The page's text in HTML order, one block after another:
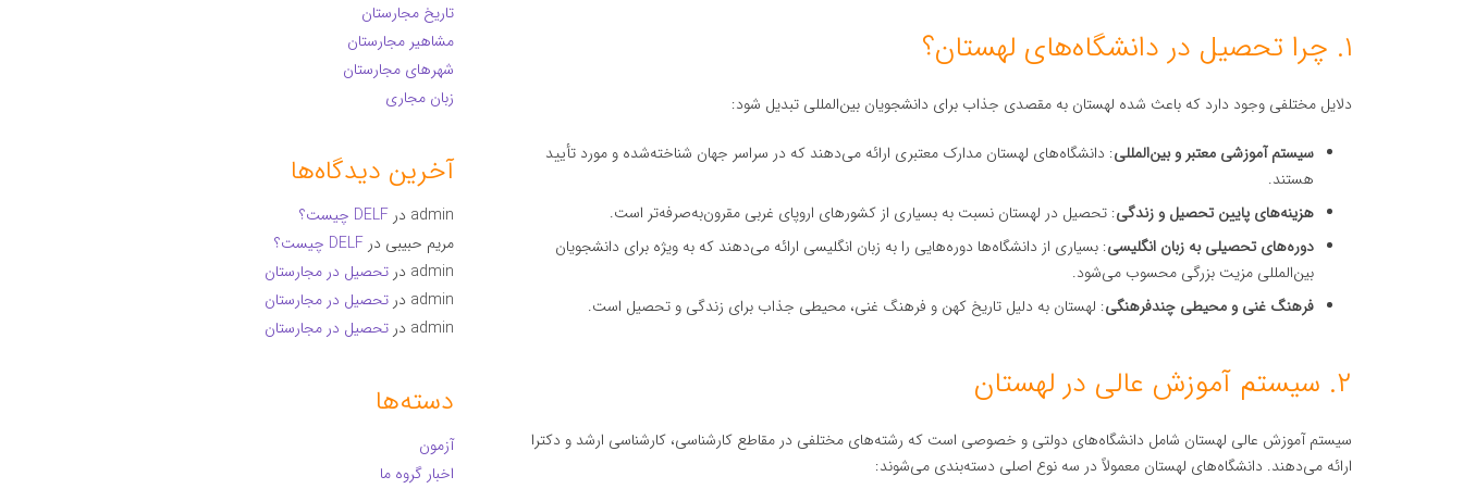
۱. چرا تحصیل در دانشگاه‌های لهستان؟
دلایل مختلفی وجود دارد که باعث شده لهستان به مقصدی جذاب برای دانشجویان بین‌المللی تبدیل شود:
سیستم آموزشی معتبر و بین‌المللی: دانشگاه‌های لهستان مدارک معتبری ارائه می‌دهند که در سراسر جهان شناخته‌شده و مورد تأیید
هستند.
هزینه‌های پایین تحصیل و زندگی: تحصیل در لهستان نسبت به بسیاری از کشورهای اروپای غربی مقرون‌به‌صرفه‌تر است.
دوره‌های تحصیلی به زبان انگلیسی: بسیاری از دانشگاه‌ها دوره‌هایی را به زبان انگلیسی ارائه می‌دهند که به ویژه برای دانشجویان
بین‌المللی مزیت بزرگی محسوب می‌شود.
فرهنگ غنی و محیطی چندفرهنگی: لهستان به دلیل تاریخ کهن و فرهنگ غنی، محیطی جذاب برای زندگی و تحصیل است.
۲. سیستم آموزش عالی در لهستان
سیستم آموزش عالی لهستان شامل دانشگاه‌های دولتی و خصوصی است که رشته‌های مختلفی در مقاطع کارشناسی، کارشناسی ارشد و دکترا
ارائه می‌دهند. دانشگاه‌های لهستان معمولاً در سه نوع اصلی دسته‌بندی می‌شوند:
تاریخ مجارستان
مشاهیر مجارستان
شهرهای مجارستان
زبان مجاری
آخرین دیدگاه‌ها
admin در DELF چیست؟
مریم حبیبی در DELF چیست؟
admin در تحصیل در مجارستان
admin در تحصیل در مجارستان
admin در تحصیل در مجارستان
دسته‌ها
آزمون
اخبار گروه ما